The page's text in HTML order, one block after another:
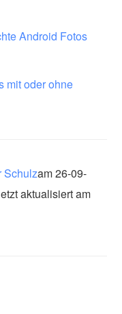
Android Fotos
mit oder ohne
Schulzam26-09-
aktualisiert am